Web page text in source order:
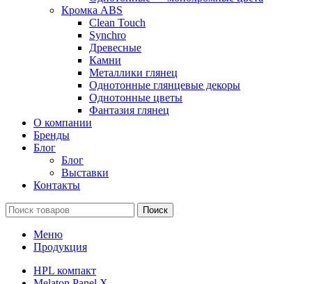
Кромка ABS
Clean Touch
Synchro
Древесные
Камни
Металлики глянец
Однотонные глянцевые декоры
Однотонные цветы
Фантазия глянец
О компании
Бренды
Блог
Блог
Выставки
Контакты
Поиск
Меню
Продукция
HPL компакт